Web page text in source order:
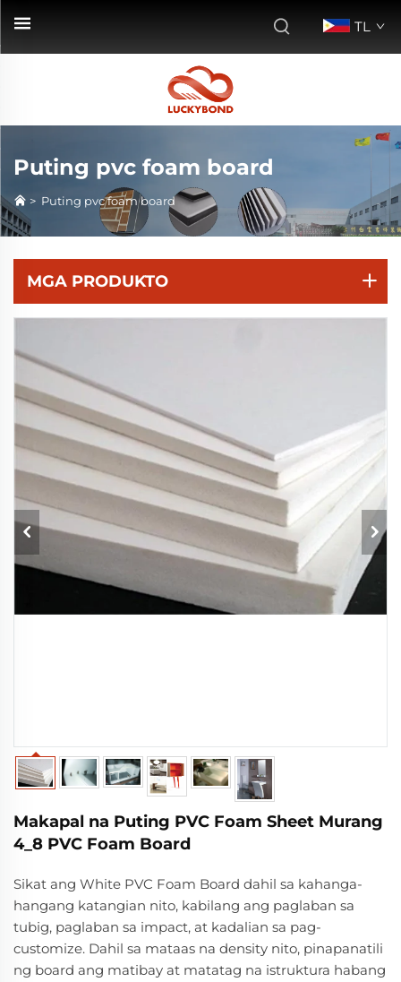
TL
Puting pvc foam board
> Puting pvc foam board
MGA PRODUKTO
Makapal na Puting PVC Foam Sheet Murang
4_8 PVC Foam Board
Sikat ang White PVC Foam Board dahil sa kahanga-
hangang katangian nito, kabilang ang paglaban sa
tubig, paglaban sa impact, at kadalian sa pag-
customize. Dahil sa mataas na density nito, pinapanatili
ng board ang matibay at matatag na istruktura habang